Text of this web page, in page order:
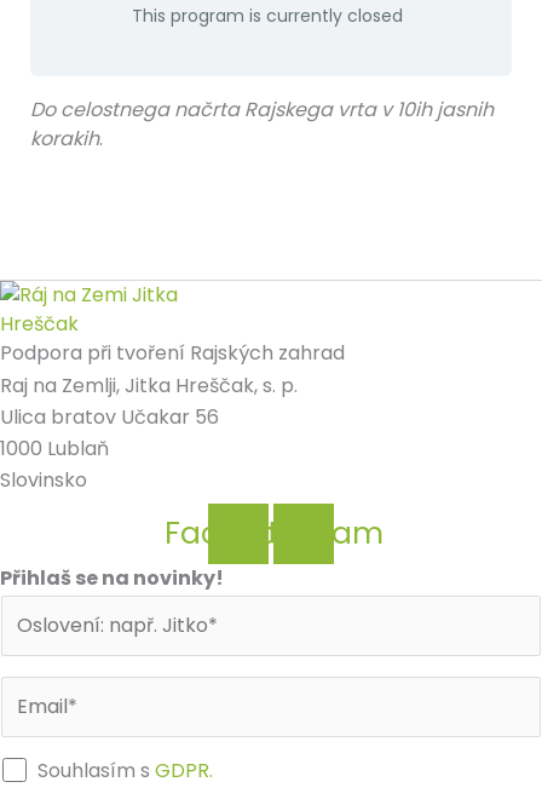
This program is currently closed
Do celostnega načrta Rajskega vrta v 10ih jasnih
korakih.
Podpora při tvoření Rajských zahrad
Raj na Zemlji, Jitka Hreščak, s. p.
Ulica bratov Učakar 56
1000 Lublaň
Slovinsko
FacebookInstagram
Přihlaš se na novinky!
Souhlasím sGDPR.